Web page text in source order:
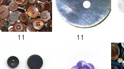
11 11